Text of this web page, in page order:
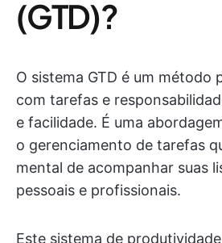
(GTD)?
O sistema GTD é um método
com tarefas e
e facilidade. É uma
o gerenciamento de tarefas
mental de acompanhar suas
pessoais e profissionais.
Este sistema de